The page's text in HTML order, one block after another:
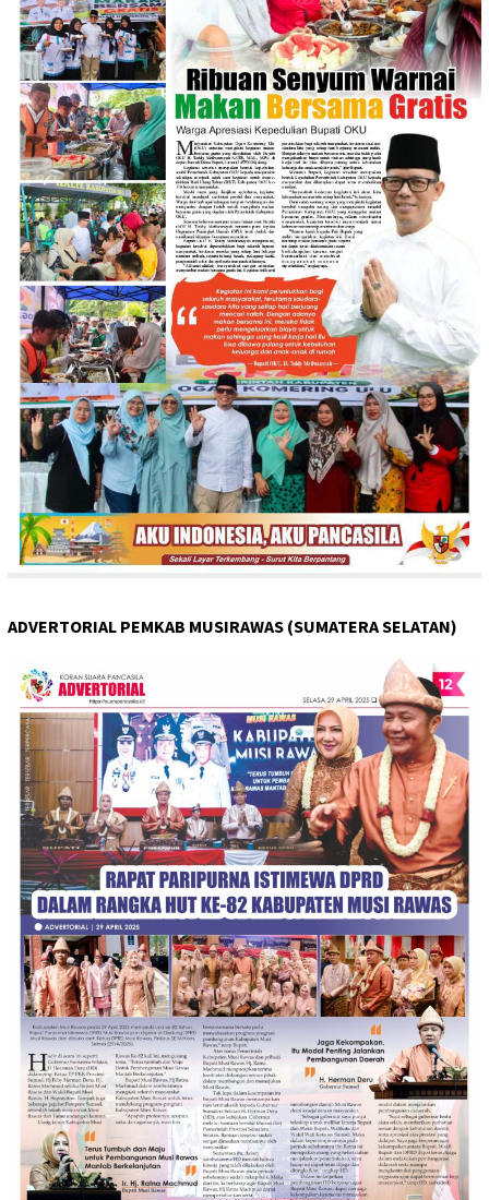
ADVERTORIAL PEMKAB MUSIRAWAS (SUMATERA SELATAN)